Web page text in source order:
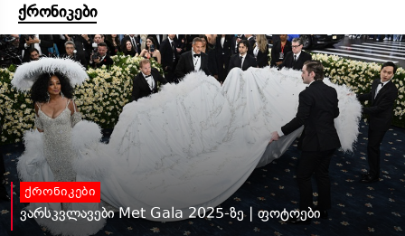
ქრონიკები
ქრონიკები
ვარსკვლავები Met Gala 2025-ზე | ფოტოები